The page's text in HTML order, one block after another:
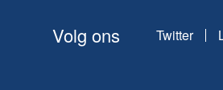
Volg ons Twitter